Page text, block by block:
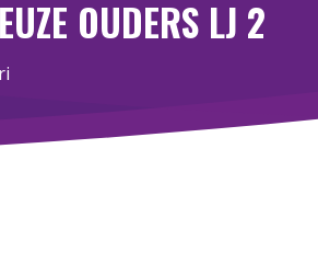
OUDERS LJ 2